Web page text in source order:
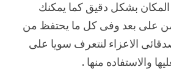
بشكل دقيق كما يمكنك
على بعد وفى كل ما يحتفظ من
الاعزاء لنتعرف سويا على
والاستفاده منها .